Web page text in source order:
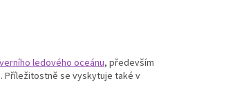
ledového oceánu, především
Příležitostně se vyskytuje také v